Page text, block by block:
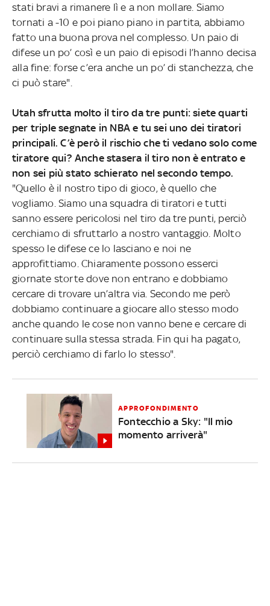
stati bravi a rimanere lì e a non mollare. Siamo
tornati a -10 e poi piano piano in partita, abbiamo
fatto una buona prova nel complesso. Un paio di
difese un po’ così e un paio di episodi l’hanno decisa
alla fine: forse c’era anche un po’ di stanchezza, che
ci può stare".
Utah sfrutta molto il tiro da tre punti: siete quarti
per triple segnate in NBA e tu sei uno dei tiratori
principali. C’è però il rischio che ti vedano solo come
tiratore qui? Anche stasera il tiro non è entrato e
non sei più stato schierato nel secondo tempo.
"Quello è il nostro tipo di gioco, è quello che
vogliamo. Siamo una squadra di tiratori e tutti
sanno essere pericolosi nel tiro da tre punti, perciò
cerchiamo di sfruttarlo a nostro vantaggio. Molto
spesso le difese ce lo lasciano e noi ne
approfittiamo. Chiaramente possono esserci
giornate storte dove non entrano e dobbiamo
cercare di trovare un’altra via. Secondo me però
dobbiamo continuare a giocare allo stesso modo
anche quando le cose non vanno bene e cercare di
continuare sulla stessa strada. Fin qui ha pagato,
perciò cerchiamo di farlo lo stesso".
APPROFONDIMENTO
Fontecchio a Sky: "Il mio
momento arriverà"